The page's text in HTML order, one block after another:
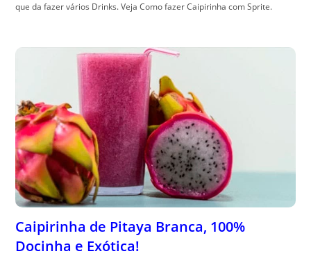
que da fazer vários Drinks. Veja Como fazer Caipirinha com Sprite.
Caipirinha de Pitaya Branca, 100%
Docinha e Exótica!